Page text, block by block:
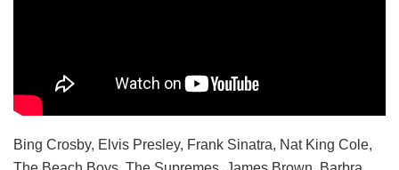
Bing Crosby, Elvis Presley, Frank Sinatra, Nat King Cole,